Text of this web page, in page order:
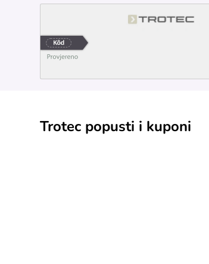
Trotec popusti i kuponi